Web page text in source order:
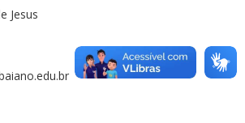
Jesus